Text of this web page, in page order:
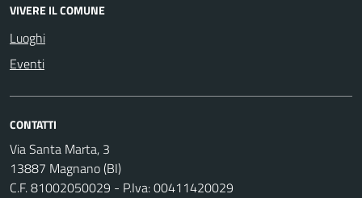
VIVERE IL COMUNE
Luoghi
Eventi
CONTATTI
Via Santa Marta, 3
13887 Magnano (BI)
C.F. 81002050029 - P.Iva: 00411420029